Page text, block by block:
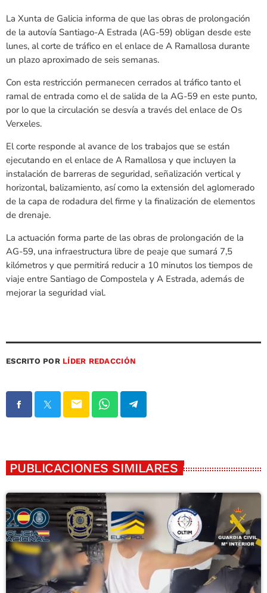
La Xunta de Galicia informa de que las obras de prolongación
de la autovía Santiago-A Estrada (AG-59) obligan desde este
lunes, al corte de tráfico en el enlace de A Ramallosa durante
un plazo aproximado de seis semanas.
Con esta restricción permanecen cerrados al tráfico tanto el
ramal de entrada como el de salida de la AG-59 en este punto,
por lo que la circulación se desvía a través del enlace de Os
Verxeles.
El corte responde al avance de los trabajos que se están
ejecutando en el enlace de A Ramallosa y que incluyen la
instalación de barreras de seguridad, señalización vertical y
horizontal, balizamiento, así como la extensión del aglomerado
de la capa de rodadura del firme y la finalización de elementos
de drenaje.
La actuación forma parte de las obras de prolongación de la
AG-59, una infraestructura libre de peaje que sumará 7,5
kilómetros y que permitirá reducir a 10 minutos los tiempos de
viaje entre Santiago de Compostela y A Estrada, además de
mejorar la seguridad vial.
ESCRITO POR LÍDER REDACCIÓN
email
PUBLICACIONES SIMILARES